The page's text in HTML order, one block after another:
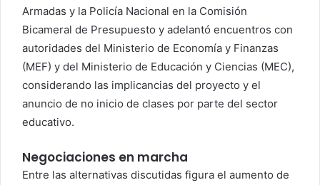
Armadas y la Policía Nacional en la Comisión
Bicameral de Presupuesto y adelantó encuentros con
autoridades del Ministerio de Economía y Finanzas
(MEF) y del Ministerio de Educación y Ciencias (MEC),
considerando las implicancias del proyecto y el
anuncio de no inicio de clases por parte del sector
educativo.
Negociaciones en marcha
Entre las alternativas discutidas figura el aumento de